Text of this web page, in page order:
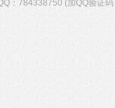
：784338750 (加QQ验证